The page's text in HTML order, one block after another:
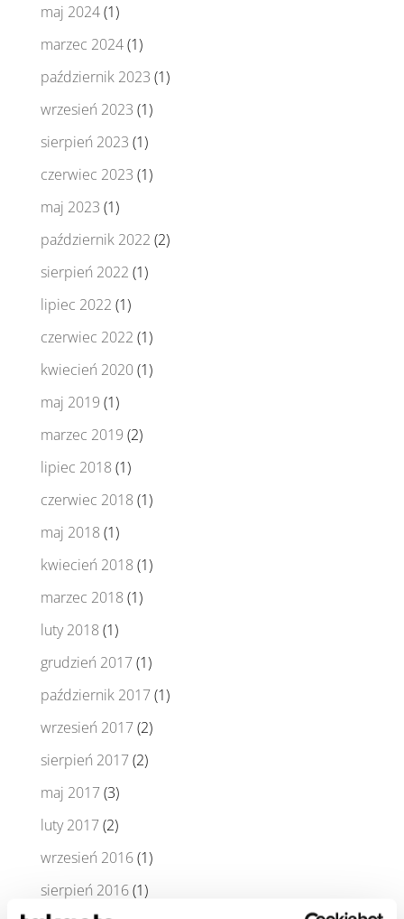
maj 2024(1)
marzec 2024(1)
październik 2023 (1)
wrzesień 2023 (1)
sierpień 2023 (1)
czerwiec 2023 (1)
maj 2023 (1)
październik 2022 (2)
sierpień 2022 (1)
lipiec 2022 (1)
czerwiec 2022 (1)
kwiecień 2020(1)
maj 2019 (1)
marzec 2019 (2)
lipiec 2018 (1)
czerwiec 2018 (1)
maj 2018 (1)
kwiecień 2018 (1)
marzec 2018 (1)
luty 2018 (1)
grudzień 2017(1)
październik 2017(1)
wrzesień 2017(2)
sierpień 2017(2)
maj 2017(3)
luty 2017(2)
wrzesień 2016(1)
sierpień 2016(1)